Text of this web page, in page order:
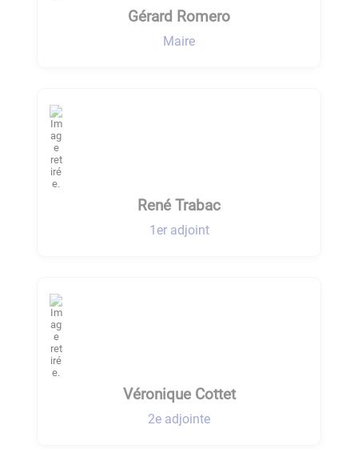
Gérard Romero
Maire
René Trabac
1er adjoint
Véronique Cottet
2e adjointe